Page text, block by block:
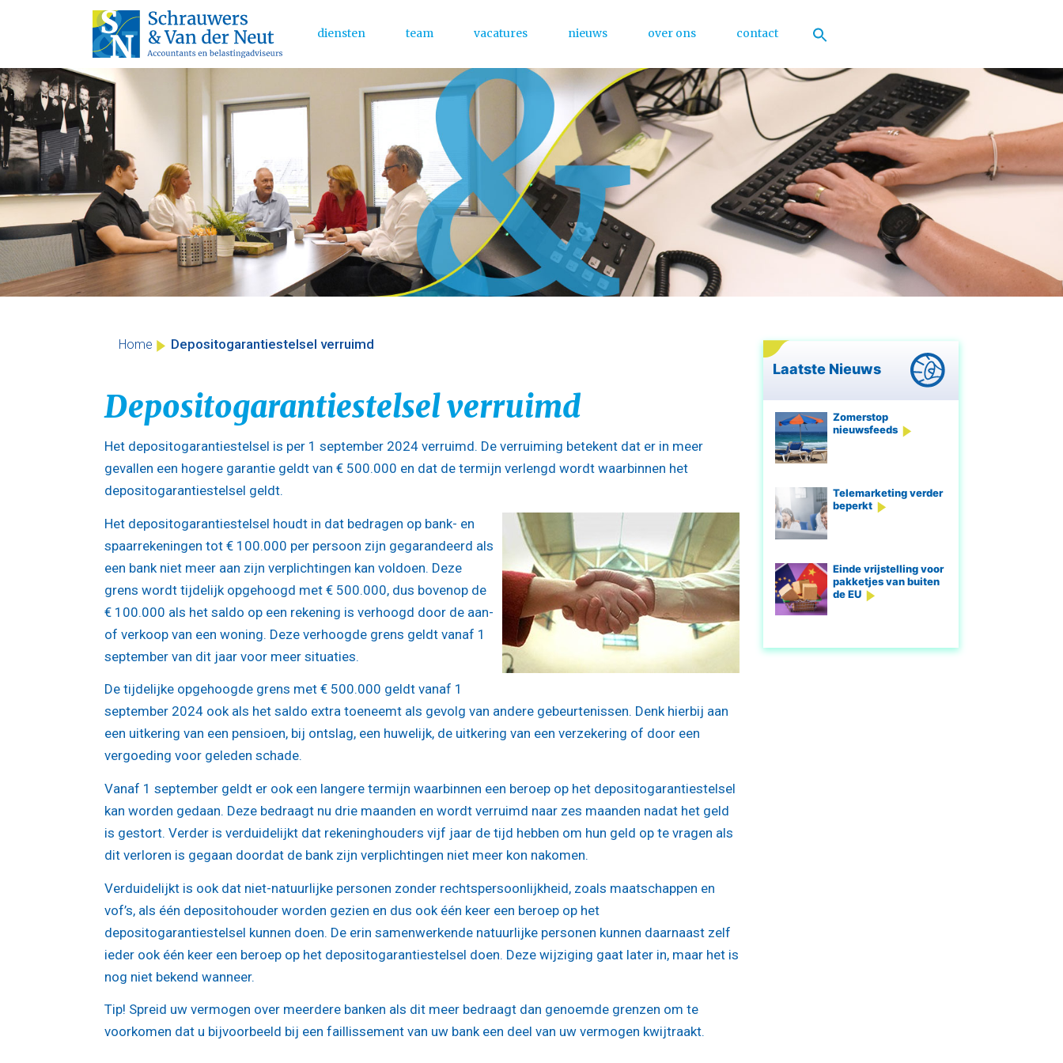
Skip
to
content
Main Menu
diensten team vacatures nieuws over ons contact
Home Depositogarantiestelsel verruimd
Depositogarantiestelsel verruimd
Het depositogarantiestelsel is per 1 september 2024 verruimd. De verruiming betekent dat er in meer
gevallen een hogere garantie geldt van € 500.000 en dat de termijn verlengd wordt waarbinnen het
depositogarantiestelsel geldt.
Het depositogarantiestelsel houdt in dat bedragen op bank- en
spaarrekeningen tot € 100.000 per persoon zijn gegarandeerd als
een bank niet meer aan zijn verplichtingen kan voldoen. Deze
grens wordt tijdelijk opgehoogd met € 500.000, dus bovenop de
€ 100.000 als het saldo op een rekening is verhoogd door de aan-
of verkoop van een woning. Deze verhoogde grens geldt vanaf 1
september van dit jaar voor meer situaties.
De tijdelijke opgehoogde grens met € 500.000 geldt vanaf 1
september 2024 ook als het saldo extra toeneemt als gevolg van andere gebeurtenissen. Denk hierbij aan
een uitkering van een pensioen, bij ontslag, een huwelijk, de uitkering van een verzekering of door een
vergoeding voor geleden schade.
Vanaf 1 september geldt er ook een langere termijn waarbinnen een beroep op het depositogarantiestelsel
kan worden gedaan. Deze bedraagt nu drie maanden en wordt verruimd naar zes maanden nadat het geld
is gestort. Verder is verduidelijkt dat rekeninghouders vijf jaar de tijd hebben om hun geld op te vragen als
dit verloren is gegaan doordat de bank zijn verplichtingen niet meer kon nakomen.
Verduidelijkt is ook dat niet-natuurlijke personen zonder rechtspersoonlijkheid, zoals maatschappen en
vof’s, als één depositohouder worden gezien en dus ook één keer een beroep op het
depositogarantiestelsel kunnen doen. De erin samenwerkende natuurlijke personen kunnen daarnaast zelf
ieder ook één keer een beroep op het depositogarantiestelsel doen. Deze wijziging gaat later in, maar het is
nog niet bekend wanneer.
Tip! Spreid uw vermogen over meerdere banken als dit meer bedraagt dan genoemde grenzen om te
voorkomen dat u bijvoorbeeld bij een faillissement van uw bank een deel van uw vermogen kwijtraakt.
Laatste Nieuws
Zomerstop
nieuwsfeeds
Telemarketing verder
beperkt
Einde vrijstelling voor
pakketjes van buiten
de EU